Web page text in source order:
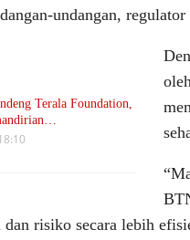
undangan, regulator
Terala Foundation,
dan risiko secara lebih